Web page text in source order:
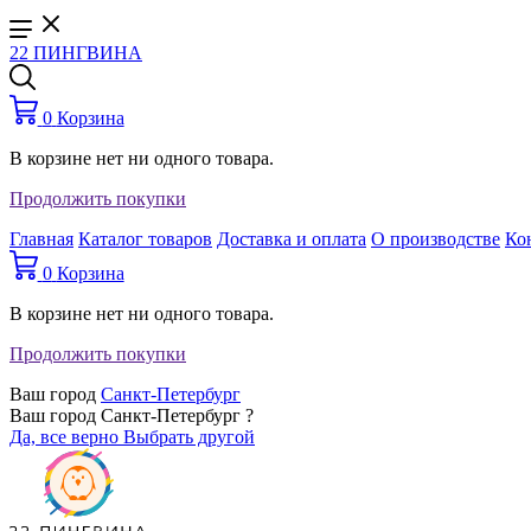
22 ПИНГВИНА
0 Корзина
В корзине нет ни одного товара.
Продолжить покупки
Главная Каталог товаров Доставка и оплата О производстве
0 Корзина
В корзине нет ни одного товара.
Продолжить покупки
Ваш город Санкт-Петербург
Ваш город Санкт-Петербург ?
Да, все верно Выбрать другой